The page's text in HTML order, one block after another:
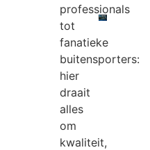
professionals
tot
fanatieke
buitensporters:
hier
draait
alles
om
kwaliteit,